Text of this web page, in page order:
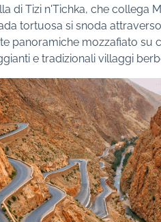
di Tizi n'Tichka, che collega
tortuosa si snoda
panoramiche mozzafiato su
e tradizionali villaggi